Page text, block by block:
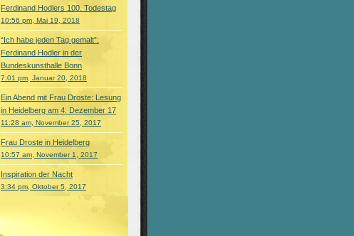
Ferdinand Hodlers 100. Todestag
10:56 pm, Mai 19, 2018
“Ich habe jeden Tag gemalt”:
Ferdinand Hodler in der
Bundeskunsthalle Bonn
7:01 pm, Januar 20, 2018
Ein Abend mit Frau Droste: Lesung
in Heidelberg am 4. Dezember 17
11:28 am, November 25, 2017
Frau Droste in Heidelberg
10:57 am, November 1, 2017
Inspiration der Nacht
3:34 pm, Oktober 5, 2017